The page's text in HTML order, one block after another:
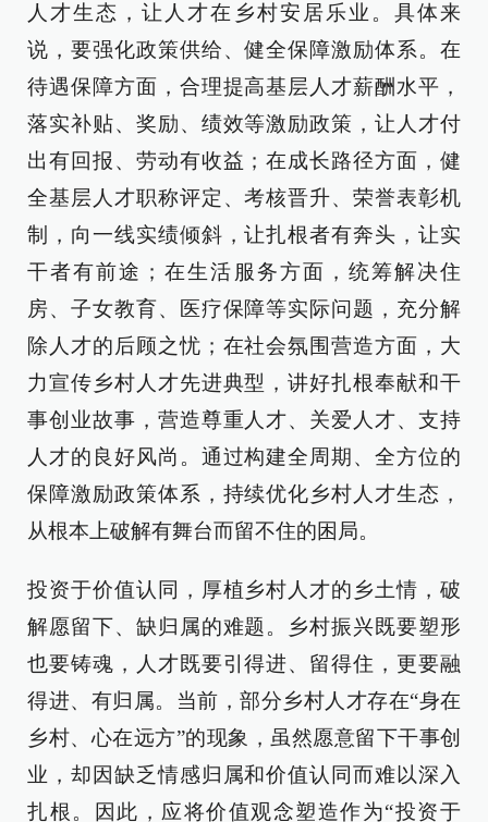
人才生态，让人才在乡村安居乐业。具体来
说，要强化政策供给、健全保障激励体系。在
待遇保障方面，合理提高基层人才薪酬水平，
落实补贴、奖励、绩效等激励政策，让人才付
出有回报、劳动有收益；在成长路径方面，健
全基层人才职称评定、考核晋升、荣誉表彰机
制，向一线实绩倾斜，让扎根者有奔头，让实
干者有前途；在生活服务方面，统筹解决住
房、子女教育、医疗保障等实际问题，充分解
除人才的后顾之忧；在社会氛围营造方面，大
力宣传乡村人才先进典型，讲好扎根奉献和干
事创业故事，营造尊重人才、关爱人才、支持
人才的良好风尚。通过构建全周期、全方位的
保障激励政策体系，持续优化乡村人才生态，
从根本上破解有舞台而留不住的困局。
投资于价值认同，厚植乡村人才的乡土情，破
解愿留下、缺归属的难题。乡村振兴既要塑形
也要铸魂，人才既要引得进、留得住，更要融
得进、有归属。当前，部分乡村人才存在“身在
乡村、心在远方”的现象，虽然愿意留下干事创
业，却因缺乏情感归属和价值认同而难以深入
扎根。因此，应将价值观念塑造作为“投资于